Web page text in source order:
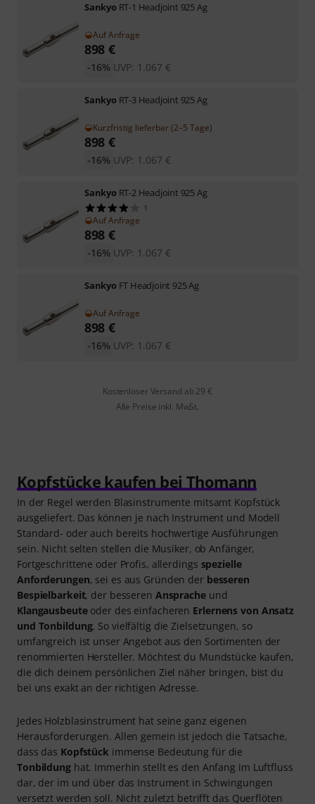
Sankyo RT-1 Headjoint 925 Ag
Auf Anfrage
898 €
UVP: 1.067 €
-16%
Sankyo RT-3 Headjoint 925 Ag
Kurzfristig lieferbar (2–5 Tage)
898 €
UVP: 1.067 €
-16%
Sankyo RT-2 Headjoint 925 Ag
1
Auf Anfrage
898 €
UVP: 1.067 €
-16%
Sankyo FT Headjoint 925 Ag
Auf Anfrage
898 €
UVP: 1.067 €
-16%
Kostenloser Versand ab 29 €
Alle Preise inkl. MwSt.
Kopfstücke kaufen bei Thomann
In der Regel werden Blasinstrumente mitsamt Kopfstück
ausgeliefert. Das können je nach Instrument und Modell
Standard- oder auch bereits hochwertige Ausführungen
sein. Nicht selten stellen die Musiker, ob Anfänger,
Fortgeschrittene oder Profis, allerdings spezielle
Anforderungen, sei es aus Gründen der besseren
Bespielbarkeit, der besseren Anspracheund
Klangausbeuteoder des einfacheren Erlernens von Ansatz
und Tonbildung. So vielfältig die Zielsetzungen, so
umfangreich ist unser Angebot aus den Sortimenten der
renommierten Hersteller. Möchtest du Mundstücke kaufen,
die dich deinem persönlichen Ziel näher bringen, bist du
bei uns exakt an der richtigen Adresse.
Jedes Holzblasinstrument hat seine ganz eigenen
Herausforderungen. Allen gemein ist jedoch die Tatsache,
dass das Kopfstück immense Bedeutung für die
Tonbildunghat. Immerhin stellt es den Anfang im Luftfluss
dar, der im und über das Instrument in Schwingungen
versetzt werden soll. Nicht zuletzt betrifft das Querflöten